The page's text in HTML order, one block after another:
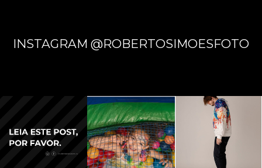
INSTAGRAM @ROBERTOSIMOESFOTO